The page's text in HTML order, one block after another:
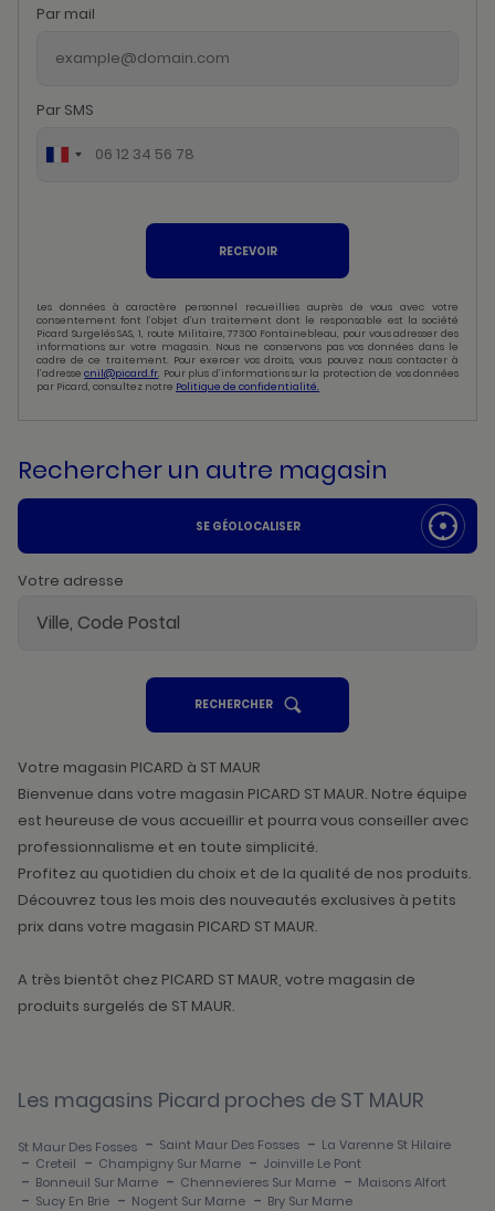
Par mail
Par SMS
RECEVOIR
Les données à caractère personnel recueillies auprès de vous avec votre
consentement font l’objet d’un traitement dont le responsable est la société
Picard Surgelés SAS, 1, route Militaire, 77300 Fontainebleau, pour vous adresser des
informations sur votre magasin. Nous ne conservons pas vos données dans le
cadre de ce traitement. Pour exercer vos droits, vous pouvez nous contacter à
l’adressecnil@picard.fr. Pour plus d’informations sur la protection de vos données
par Picard, consultez notre Politique de confidentialité.
Rechercher un autre magasin
SE GÉOLOCALISER
Votre adresse
RECHERCHERUN
POINT
VENTE
Votre magasin PICARD à ST MAUR
Bienvenue dans votre magasin PICARD ST MAUR. Notre équipe
est heureuse de vous accueillir et pourra vous conseiller avec
professionnalisme et en toute simplicité.
Profitez au quotidien du choix et de la qualité de nos produits.
Découvrez tous les mois des nouveautés exclusives à petits
prix dans votre magasin PICARD ST MAUR.
A très bientôt chez PICARD ST MAUR, votre magasin de
produits surgelés de ST MAUR.
Les magasins Picard proches de ST MAUR
St Maur Des Fosses - Saint Maur Des Fosses - La Varenne St Hilaire
- Creteil - Champigny Sur Marne - Joinville Le Pont
- Bonneuil Sur Marne - Chennevieres Sur Marne - Maisons Alfort
- Sucy En Brie - Nogent Sur Marne - Bry Sur Marne